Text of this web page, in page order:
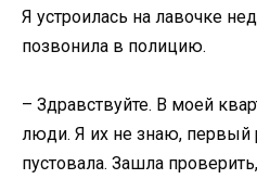
Я устроилась на лавочке
позвонила в полицию.
– Здравствуйте. В моей
люди. Я их не знаю, первый
пустовала. Зашла